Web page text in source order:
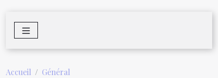
Accueil
Général